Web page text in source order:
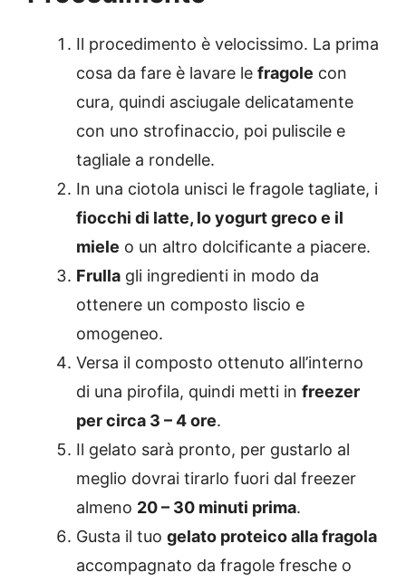
Il procedimento è velocissimo. La prima
cosa da fare è lavare le fragole con
cura, quindi asciugale delicatamente
con uno strofinaccio, poi puliscile e
tagliale a rondelle.
In una ciotola unisci le fragole tagliate, i
fiocchi di latte, lo yogurt greco e il
miele o un altro dolcificante a piacere.
Frulla gli ingredienti in modo da
ottenere un composto liscio e
omogeneo.
Versa il composto ottenuto all’interno
di una pirofila, quindi metti in freezer
per circa 3 – 4 ore.
Il gelato sarà pronto, per gustarlo al
meglio dovrai tirarlo fuori dal freezer
almeno 20 – 30 minuti prima.
Gusta il tuo gelato proteico alla fragola
accompagnato da fragole fresche o